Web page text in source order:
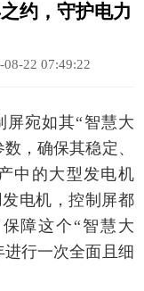
约，守护电力
22 07:49:22
屏宛如其“智慧大
，确保其稳定、
中的大型发电机
电机，控制屏都
保障这个“智慧大
行一次全面且细